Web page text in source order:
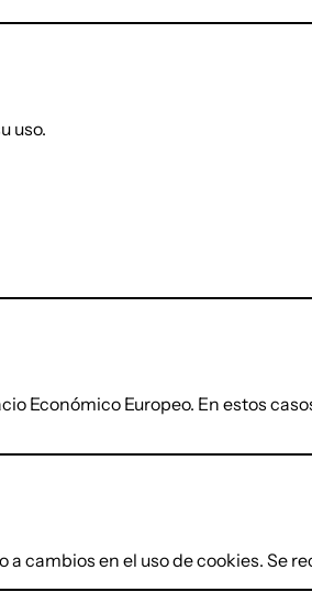
uso.
Económico Europeo. En estos
cambios en el uso de cookies. Se